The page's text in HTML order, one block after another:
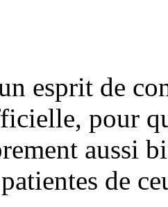
esprit de
pour
aussi
de